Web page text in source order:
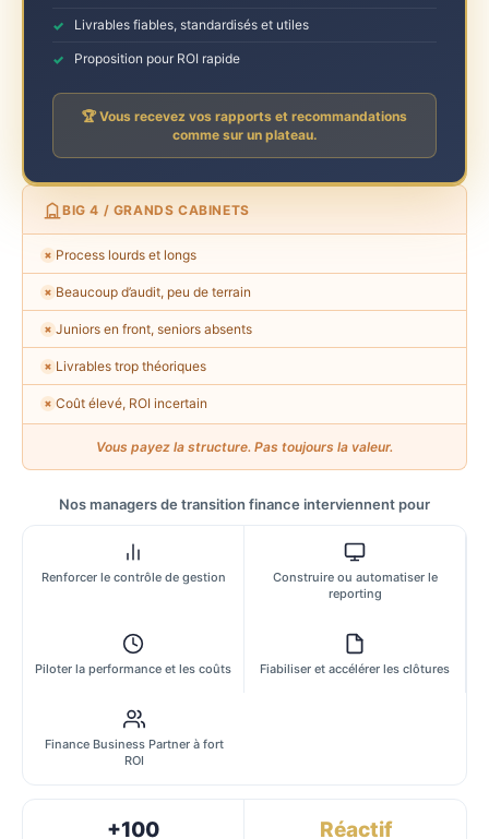
Livrables fiables, standardisés et utiles
Proposition pour ROI rapide
🏆 Vous recevez vos rapports et recommandations
comme sur un plateau.
BIG 4 / GRANDS CABINETS
✗ Process lourds et longs
✗ Beaucoup d’audit, peu de terrain
✗ Juniors en front, seniors absents
✗ Livrables trop théoriques
✗ Coût élevé, ROI incertain
Vous payez la structure. Pas toujours la valeur.
Nos managers de transition finance interviennent pour
Renforcer le contrôle de gestion
Construire ou automatiser le
reporting
Piloter la performance et les coûts Fiabiliser et accélérer les clôtures
Finance Business Partner à fort
ROI
+100 Réactif